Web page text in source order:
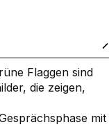
Flaggen sind
die zeigen,
mit